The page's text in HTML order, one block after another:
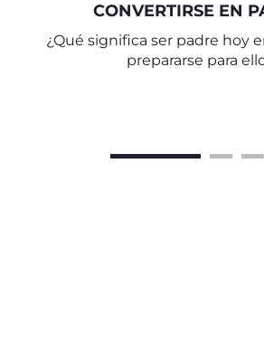
CONVERTIRSE EN
¿Qué significa ser padre hoy
prepararse para